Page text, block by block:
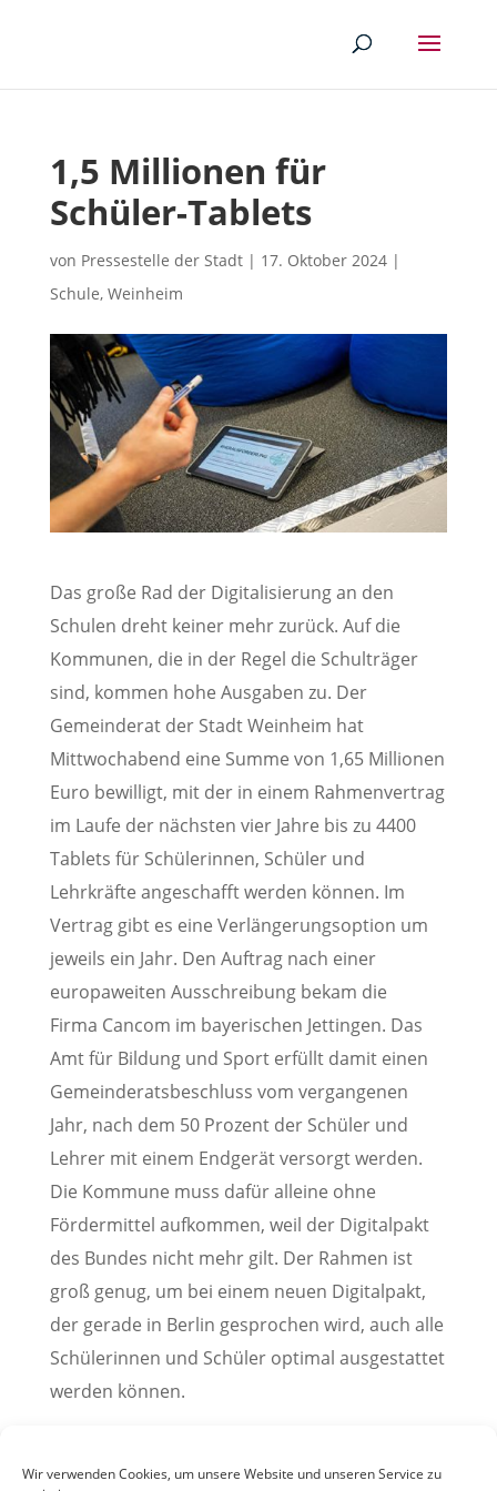
Wir verwenden Cookies, um unsere Website und unseren Service zu
1,5 Millionen für
Schüler-Tablets
von Pressestelle der Stadt| 17. Oktober 2024|
Schule, Weinheim
Das große Rad der Digitalisierung an den
Schulen dreht keiner mehr zurück. Auf die
Kommunen, die in der Regel die Schulträger
sind, kommen hohe Ausgaben zu. Der
Gemeinderat der Stadt Weinheim hat
Mittwochabend eine Summe von 1,65 Millionen
Euro bewilligt, mit der in einem Rahmenvertrag
im Laufe der nächsten vier Jahre bis zu 4400
Tablets für Schülerinnen, Schüler und
Lehrkräfte angeschafft werden können. Im
Vertrag gibt es eine Verlängerungsoption um
jeweils ein Jahr. Den Auftrag nach einer
europaweiten Ausschreibung bekam die
Firma Cancom im bayerischen Jettingen. Das
Amt für Bildung und Sport erfüllt damit einen
Gemeinderatsbeschluss vom vergangenen
Jahr, nach dem 50 Prozent der Schüler und
Lehrer mit einem Endgerät versorgt werden.
Die Kommune muss dafür alleine ohne
Fördermittel aufkommen, weil der Digitalpakt
des Bundes nicht mehr gilt. Der Rahmen ist
groß genug, um bei einem neuen Digitalpakt,
der gerade in Berlin gesprochen wird, auch alle
Schülerinnen und Schüler optimal ausgestattet
werden können.
2024